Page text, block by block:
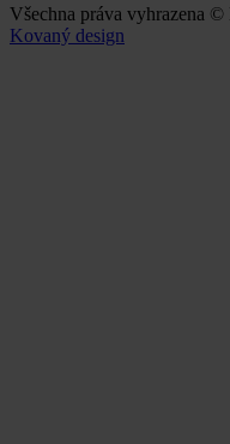
Všechna práva vyhrazena
Kovaný design